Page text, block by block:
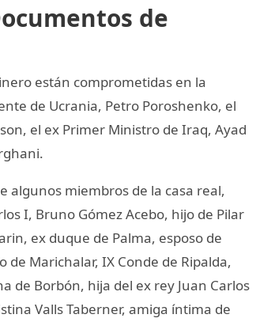
de
están comprometidas en la
de Ucrania, Petro Poroshenko, el
el ex Primer Ministro de Iraq, Ayad
algunos miembros de la casa real,
I, Bruno Gómez Acebo, hijo de Pilar
ex duque de Palma, esposo de
Marichalar, IX Conde de Ripalda,
de Borbón, hija del ex rey Juan Carlos
Valls Taberner, amiga íntima de